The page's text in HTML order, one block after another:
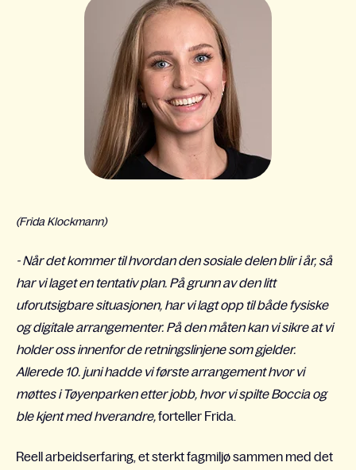
(Frida Klockmann)
- Når det kommer til hvordan den sosiale delen blir i år, så
har vi laget en tentativ plan. På grunn av den litt
uforutsigbare situasjonen, har vi lagt opp til både fysiske
og digitale arrangementer. På den måten kan vi sikre at vi
holder oss innenfor de retningslinjene som gjelder.
Allerede 10. juni hadde vi første arrangement hvor vi
møttes i Tøyenparken etter jobb, hvor vi spilte Boccia og
ble kjent med hverandre,forteller Frida.
Reell arbeidserfaring, et sterkt fagmiljø sammen med det